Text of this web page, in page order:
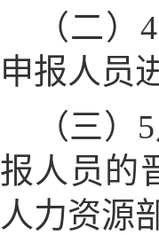
（二）
申报人员
（三）
报人员的
人力资源